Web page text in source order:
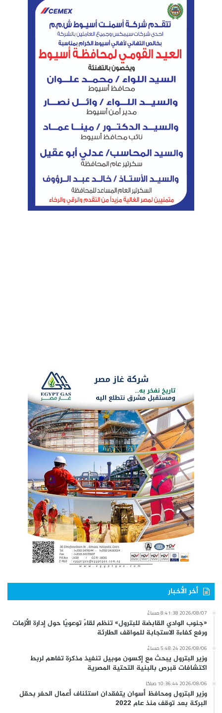
أخر الأخبار
2026/08/07 8:41:38 مساءً
«جنوب الوادي القابضة للبترول» تنظم لقاءً توعويًا حول إدارة الأزمات
ورفع كفاءة الاستجابة للمواقف الطارئة
2026/08/06 5:48:24 مساءً
وزير البترول يبحث مع إكسون موبيل تنفيذ مذكرة تفاهم لربط
اكتشافات قبرص بالبنية التحتية المصرية
2026/08/06 10:36:44 صباحًا
وزير البترول ومحافظ أسوان يتفقدان استئناف أعمال الحفر بحقل
البركة بعد توقف منذ عام 2022